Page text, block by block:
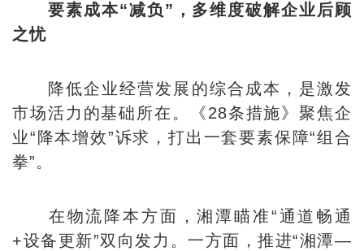
要素成本“减负”，多维度破解企业后顾
之忧
降低企业经营发展的综合成本，是激发
市场活力的基础所在。《28条措施》聚焦企
业“降本增效”诉求，打出一套要素保障“组合
拳”。
在物流降本方面，湘潭瞄准“通道畅通
+设备更新”双向发力。一方面，推进“湘潭—